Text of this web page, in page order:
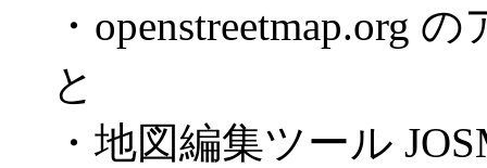
・openstreetmap.org
と
・地図編集ツール